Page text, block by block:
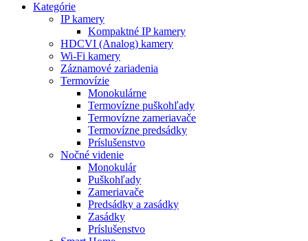
Kategórie
IP kamery
Kompaktné IP kamery
HDCVI (Analog) kamery
Wi-Fi kamery
Záznamové zariadenia
Termovízie
Monokulárne
Termovízne puškohľady
Termovízne zameriavače
Termovízne predsádky
Príslušenstvo
Nočné videnie
Monokulár
Puškohľady
Zameriavače
Predsádky a zasádky
Zasádky
Príslušenstvo